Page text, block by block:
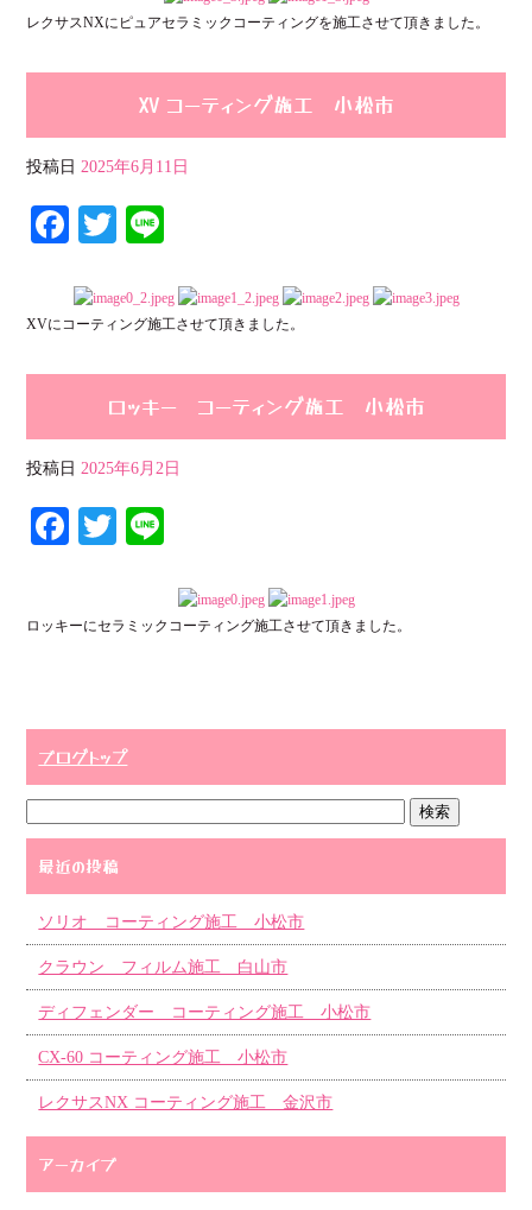
ok r
レクサスNXにピュアセラミックコーティングを施工させて頂きました。
XV コーティング施工 小松市
投稿日 2025年6月11日
Fa
bo
ok
T
tte
r
XVにコーティング施工させて頂きました。
ロッキー コーティング施工 小松市
投稿日 2025年6月2日
Fa
ok
T
r
ロッキーにセラミックコーティング施工させて頂きました。
ブログトップ
最近の投稿
ソリオ コーティング施工 小松市
クラウン フィルム施工 白山市
ディフェンダー コーティング施工 小松市
CX-60 コーティング施工 小松市
レクサスNX コーティング施工 金沢市
アーカイブ